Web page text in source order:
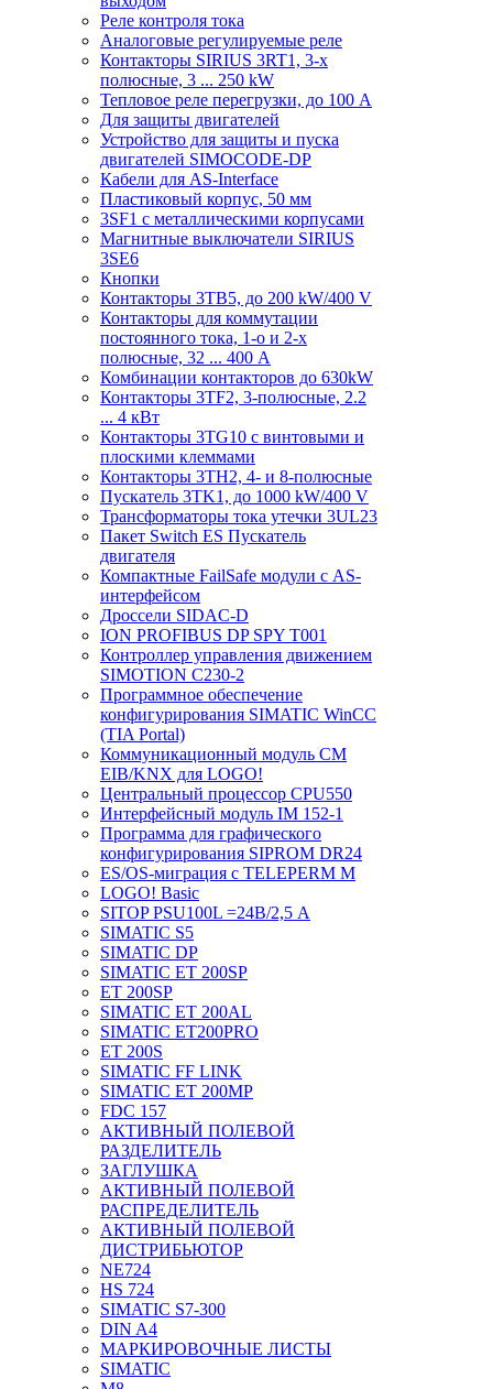
Реле контроля тока
Аналоговые регулируемые реле
Контакторы SIRIUS 3RT1, 3-х
полюсные, 3 ... 250 kW
Тепловое реле перегрузки, до 100 A
Для защиты двигателей
Устройство для защиты и пуска
двигателей SIMOCODE-DP
Кабели для AS-Interface
Пластиковый корпус, 50 мм
3SF1 с металлическими корпусами
Магнитные выключатели SIRIUS
3SE6
Кнопки
Контакторы 3TB5, до 200 kW/400 V
Контакторы для коммутации
постоянного тока, 1-о и 2-х
полюсные, 32 ... 400 A
Комбинации контакторов до 630kW
Контакторы 3TF2, 3-полюсные, 2.2
... 4 кВт
Контакторы 3TG10 c винтовыми и
плоскими клеммами
Контакторы 3TH2, 4- и 8-полюсные
Пускатель 3TK1, до 1000 kW/400 V
Трансформаторы тока утечки 3UL23
Пакет Switch ES Пускатель
двигателя
Компактные FailSafe модули с AS-
интерфейсом
Дроссели SIDAC-D
ION PROFIBUS DP SPY T001
Контроллер управления движением
SIMOTION C230-2
Программное обеспечение
конфигурирования SIMATIC WinCC
(TIA Portal)
Коммуникационный модуль CM
EIB/KNX для LOGO!
Центральный процессор CPU550
Интерфейсный модуль IM 152-1
Программа для графического
конфигурирования SIPROM DR24
ES/OS-миграция с TELEPERM M
LOGO! Basic
SITOP PSU100L =24В/2,5 A
SIMATIC S5
SIMATIC DP
SIMATIC ET 200SP
ET 200SP
SIMATIC ET 200AL
SIMATIC ET200PRO
ET 200S
SIMATIC FF LINK
SIMATIC ET 200MP
FDC 157
АКТИВНЫЙ ПОЛЕВОЙ
РАЗДЕЛИТЕЛЬ
ЗАГЛУШКА
АКТИВНЫЙ ПОЛЕВОЙ
РАСПРЕДЕЛИТЕЛЬ
АКТИВНЫЙ ПОЛЕВОЙ
ДИСТРИБЬЮТОР
NE724
HS 724
SIMATIC S7-300
DIN A4
МАРКИРОВОЧНЫЕ ЛИСТЫ
SIMATIC